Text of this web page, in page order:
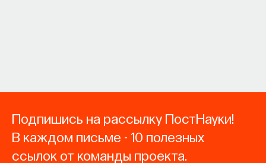
Подпишись на рассылку ПостНауки!
В каждом письме - 10 полезных
ссылок от команды проекта.